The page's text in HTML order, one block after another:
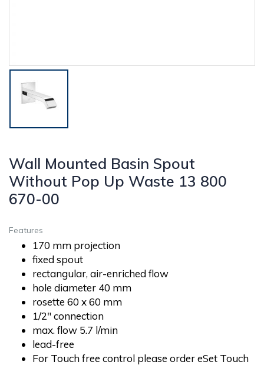
Wall Mounted Basin Spout
Without Pop Up Waste 13 800
670-00
Features
170 mm projection
fixed spout
rectangular, air-enriched flow
hole diameter 40 mm
rosette 60 x 60 mm
1/2″ connection
max. flow 5.7 l/min
lead-free
For Touch free control please order eSet Touch